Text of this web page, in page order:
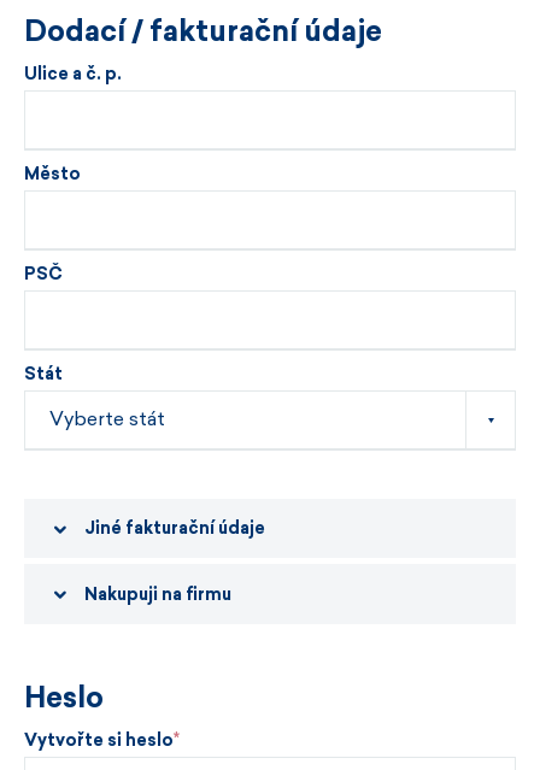
Dodací / fakturační údaje
Ulice a č. p.
Město
PSČ
Stát
Jiné fakturační údaje
Nakupuji na firmu
Heslo
Vytvořte si heslo